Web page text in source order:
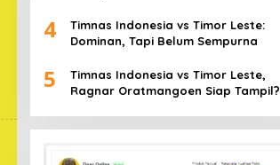
4
Timnas Indonesia vs Timor Leste:
Dominan, Tapi Belum Sempurna
5
Timnas Indonesia vs Timor Leste,
Ragnar Oratmangoen Siap Tampil?